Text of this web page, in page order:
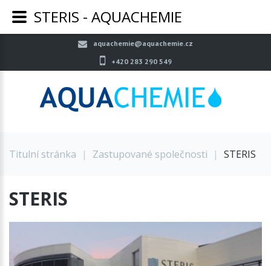
aquachemie@aquachemie.cz
+420 283 290 549
Titulní stránka | Zastupované společnosti | STERIS
STERIS
STERIS - AQUACHEMIE